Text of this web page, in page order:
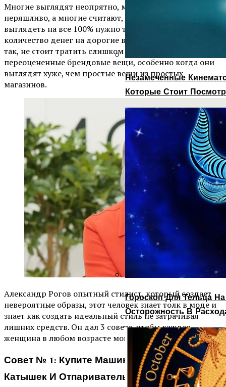
Незамеченные
Которые Стоит
Гороскоп Для Тельца
Осторожность В
Многие выглядят неопрятно, многие выглядят
неряшливо, а многие считают, что для того, чтобы
выглядеть на все 100% нужно тратить огромное
количество денег на дорогие вещи и бренды. Это не
так, не стоит тратить слишком много денег на
переоцененные брендовые вещи, особенно когда они
выглядят хуже, чем простые вещи из простых
магазинов.
Александр Рогов опытный стилист, который создает
невероятные образы, этот человек знает толк в моде и
знает как создать идеальный стиль не затрачивая
лишних средств. Он дал 3 совета, чтобы каждая
женщина в любом возрасте могла выглядеть роскошно.
Совет № 1: Купите Машинку По Очистке
Катышек И Отпариватель